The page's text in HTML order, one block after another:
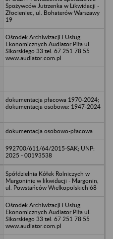
Spożywców Jutrzenka w Likwidacji -
Złocieniec, ul. Bohaterów Warszawy
19
Ośrodek Archiwizacji i Usług
Ekonomicznych Audiator Piła ul.
Sikorskiego 33 tel. 67 251 78 55
www.audiator.com.pl
dokumentacja płacowa 1970-2024;
dokumentacja osobowa: 1947-2024
dokumentacja osobowo-płacowa
992700/611/64/2015-SAK; UNP:
2025 - 00193538
Spółdzielnia Kółek Rolniczych w
Margoninie w likwidacji - Margonin,
ul. Powstańców Wielkopolskich 68
Ośrodek Archiwizacji i Usług
Ekonomicznych Audiator Piła ul.
Sikorskiego 33 tel. 67 251 78 55
www.audiator.com.pl